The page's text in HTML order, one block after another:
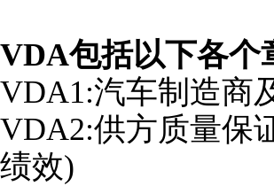
VDA包括以下各个
VDA1:汽车制造商
VDA2:供方质量保
绩效)